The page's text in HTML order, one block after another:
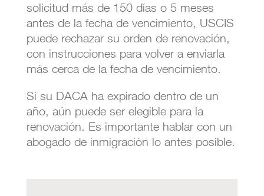
solicitud más de 150 días o 5 meses
antes de la fecha de vencimiento, USCIS
puede rechazar su orden de renovación,
con instrucciones para volver a enviarla
más cerca de la fecha de vencimiento.
Si su DACA ha expirado dentro de un
año, aún puede ser elegible para la
renovación. Es importante hablar con un
abogado de inmigración lo antes posible.